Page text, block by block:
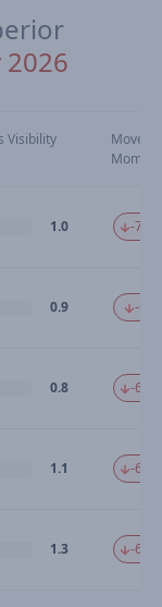
2026
Visibility
Mom
1.0 -
0.9 -
0.8 -
1.1 -
1.3 -